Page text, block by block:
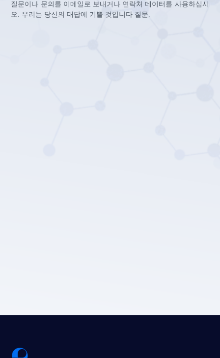
질문이나 문의를 이메일로 보내거나 연락처 데이터를 사용하십시
오. 우리는 당신의 대답에 기쁠 것입니다 질문.